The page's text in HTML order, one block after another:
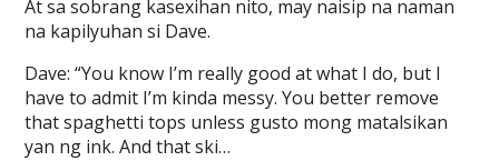
At sa sobrang kasexihan nito, may naisip na naman
na kapilyuhan si Dave.
Dave: “You know I’m really good at what I do, but I
have to admit I’m kinda messy. You better remove
that spaghetti tops unless gusto mong matalsikan
yan ng ink. And that ski…